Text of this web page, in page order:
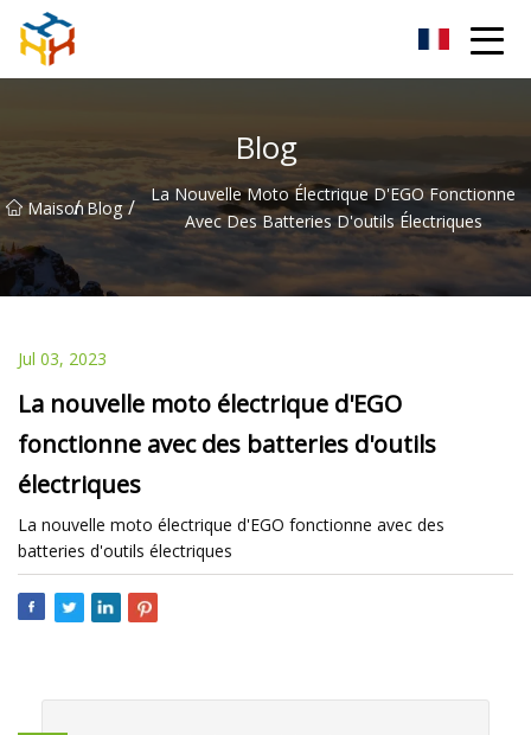
Blog
Maison
/ Blog /
La Nouvelle Moto Électrique D'EGO Fonctionne
Avec Des Batteries D'outils Électriques
Jul 03, 2023
La nouvelle moto électrique d'EGO
fonctionne avec des batteries d'outils
électriques
La nouvelle moto électrique d'EGO fonctionne avec des
batteries d'outils électriques